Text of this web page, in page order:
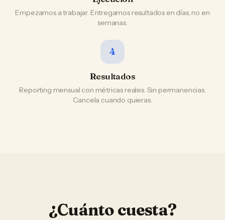
Empezamos a trabajar. Entregamos resultados en días, no en
semanas.
4
Resultados
Reporting mensual con métricas reales. Sin permanencias.
Cancela cuando quieras.
¿Cuánto cuesta?